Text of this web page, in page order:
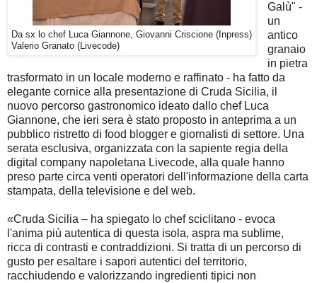
Da sx lo chef Luca Giannone, Giovanni Criscione (Inpress)
Valerio Granato (Livecode)
Galù" -
un
antico
granaio
in pietra
trasformato in un locale moderno e raffinato - ha fatto da
elegante cornice alla presentazione di Cruda Sicilia, il
nuovo percorso gastronomico ideato dallo chef Luca
Giannone, che ieri sera è stato proposto in anteprima a un
pubblico ristretto di food blogger e giornalisti di settore. Una
serata esclusiva, organizzata con la sapiente regia della
digital company napoletana Livecode, alla quale hanno
preso parte circa venti operatori dell'informazione della carta
stampata, della televisione e del web.
«Cruda Sicilia – ha spiegato lo chef sciclitano - evoca
l'anima più autentica di questa isola, aspra ma sublime,
ricca di contrasti e contraddizioni. Si tratta di un percorso di
gusto per esaltare i sapori autentici del territorio,
racchiudendo e valorizzando ingredienti tipici non